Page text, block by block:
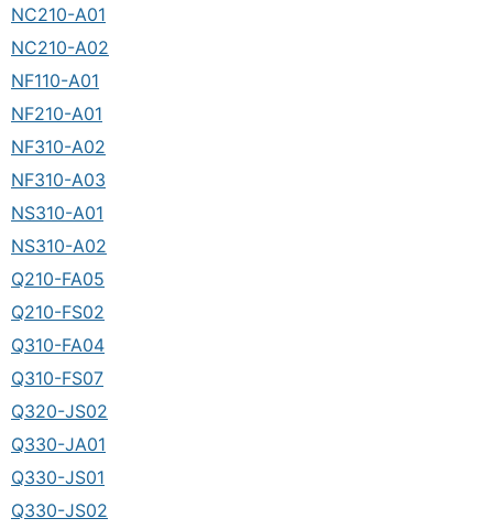
NC210-A01
NC210-A02
NF110-A01
NF210-A01
NF310-A02
NF310-A03
NS310-A01
NS310-A02
Q210-FA05
Q210-FS02
Q310-FA04
Q310-FS07
Q320-JS02
Q330-JA01
Q330-JS01
Q330-JS02